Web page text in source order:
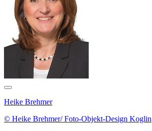
Heike Brehmer
© Heike Brehmer/ Foto-Objekt-Design Koglin